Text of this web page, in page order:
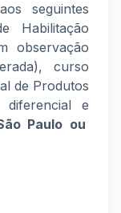
seguintes
Habilitação
observação
curso
de Produtos
diferencial e
Paulo ou